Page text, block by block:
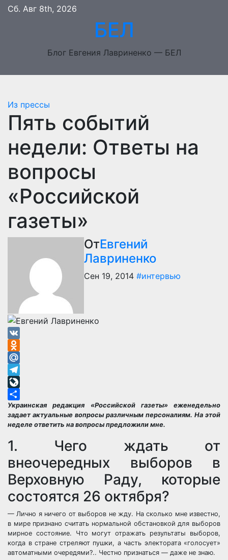
Перейти
Сб. Авг 8th, 2026
БЕЛ
Блог Евгения Лавриненко — БЕЛ
Из прессы
Пять событий
недели: Ответы на
вопросы
«Российской
газеты»
ОтЕвгений
Лавриненко
Сен 19, 2014 #интервью
VK
Odnoklassniki
Mail.Ru
Telegram
LiveJournal
Отправить
Украинская редакция «Российской газеты» еженедельно
задает актуальные вопросы различным персоналиям. На этой
неделе ответить на вопросы предложили мне.
1. Чего ждать от
внеочередных выборов в
Верховную Раду, которые
состоятся 26 октября?
— Лично я ничего от выборов не жду. На сколько мне известно,
в мире признано считать нормальной обстановкой для выборов
мирное состояние. Что могут отражать результаты выборов,
когда в стране стреляют пушки, а часть электората «голосует»
автоматными очередями?.. Честно признаться — даже не знаю.